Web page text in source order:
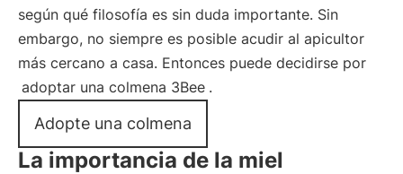
según qué filosofía es sin duda importante. Sin
embargo, no siempre es posible acudir al apicultor
más cercano a casa. Entonces puede decidirse por
adoptar una colmena 3Bee .
Adopte una colmena
La importancia de la miel